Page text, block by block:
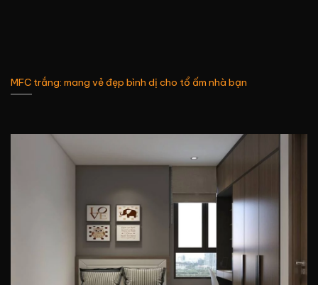
MFC trắng: mang vẻ đẹp bình dị cho tổ ấm nhà bạn